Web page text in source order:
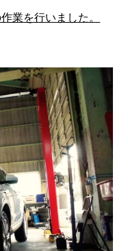
業を行いました。